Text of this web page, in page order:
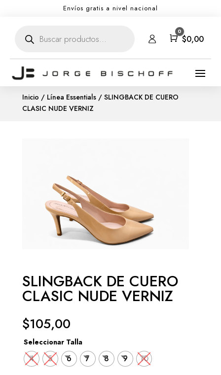
Envíos gratis a nivel nacional
productos Carro
0
$0,00
Inicio / Línea Essentials/ SLINGBACK DE CUERO
CLASIC NUDE VERNIZ
SLINGBACK DE CUERO
CLASIC NUDE VERNIZ
$105,00
Seleccionar Talla
4 5 6 7 8 9 10